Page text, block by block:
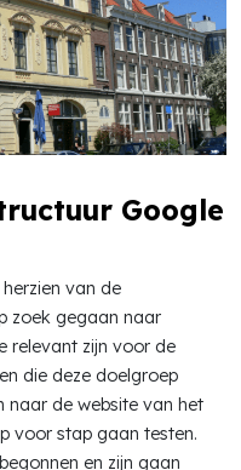
Google
van de
zoek gegaan naar
relevant zijn voor de
die deze doelgroep
naar de website van het
voor stap gaan testen.
en zijn gaan